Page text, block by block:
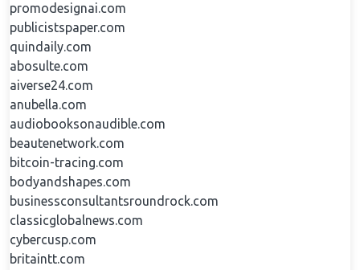
promodesignai.com
publicistspaper.com
quindaily.com
abosulte.com
aiverse24.com
anubella.com
audiobooksonaudible.com
beautenetwork.com
bitcoin-tracing.com
bodyandshapes.com
businessconsultantsroundrock.com
classicglobalnews.com
cybercusp.com
britaintt.com